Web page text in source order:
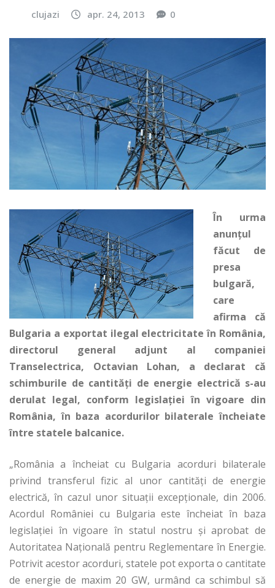
clujazi apr. 24, 2013 0
În urma
anunţul
făcut de
presa
bulgară,
care
afirma că
Bulgaria a exportat ilegal electricitate în România,
directorul general adjunt al companiei
Transelectrica, Octavian Lohan, a declarat că
schimburile de cantităţi de energie electrică s-au
derulat legal, conform legislaţiei în vigoare din
România, în baza acordurilor bilaterale încheiate
între statele balcanice.
„România a încheiat cu Bulgaria acorduri bilaterale
privind transferul fizic al unor cantităţi de energie
electrică, în cazul unor situaţii excepţionale, din 2006.
Acordul României cu Bulgaria este încheiat în baza
legislaţiei în vigoare în statul nostru şi aprobat de
Autoritatea Naţională pentru Reglementare în Energie.
Potrivit acestor acorduri, statele pot exporta o cantitate
de energie de maxim 20 GW, urmând ca schimbul să